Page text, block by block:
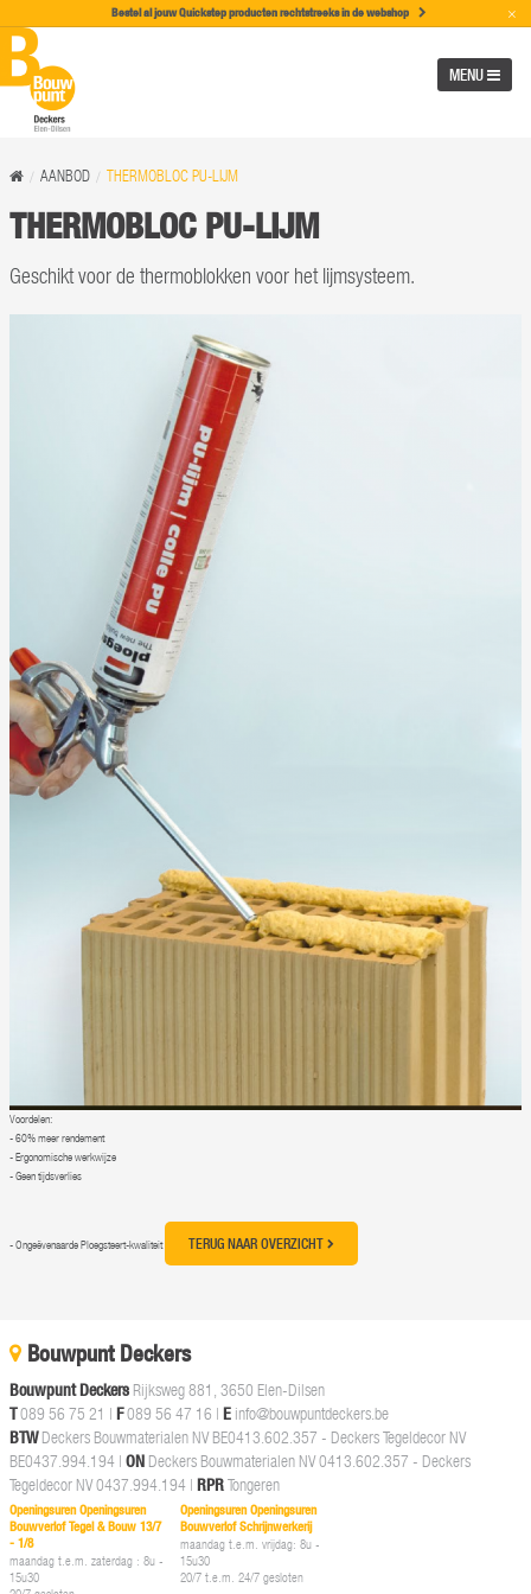
Bestel al jouw Quickstep producten rechtstreeks in de webshop ×
MENU
AANBOD THERMOBLOC PU-LIJM
THERMOBLOC PU-LIJM
Geschikt voor de thermoblokken voor het lijmsysteem.
Voordelen:
- 60% meer rendement
- Ergonomische werkwijze
- Geen tijdsverlies
- Ongeëvenaarde Ploegsteert-kwaliteit TERUG NAAR OVERZICHT
Bouwpunt Deckers
Bouwpunt Deckers Rijksweg 881, 3650 Elen-Dilsen
T089 56 75 21 | F089 56 47 16 | E info@bouwpuntdeckers.be
BTWDeckers Bouwmaterialen NV BE0413.602.357 - Deckers Tegeldecor NV
BE0437.994.194 | ON Deckers Bouwmaterialen NV 0413.602.357 - Deckers
Tegeldecor NV 0437.994.194 | RPRTongeren
Openingsuren Openingsuren
Bouwverlof Tegel & Bouw 13/7
- 1/8
maandag t.e.m. zaterdag : 8u -
15u30
Openingsuren Openingsuren
Bouwverlof Schrijnwerkerij
maandag t.e.m. vrijdag: 8u -
15u30
20/7 t.e.m. 24/7 gesloten